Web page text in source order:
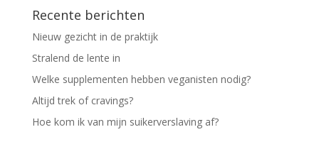
Recente berichten
Nieuw gezicht in de praktijk
Stralend de lente in
Welke supplementen hebben veganisten nodig?
Altijd trek of cravings?
Hoe kom ik van mijn suikerverslaving af?